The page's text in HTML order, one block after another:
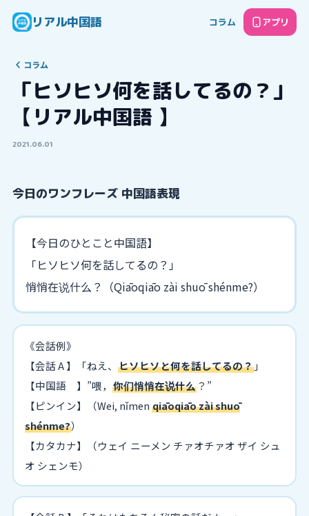
リアル中国語 コラム アプリ
コラム
「ヒソヒソ何を話してるの？」
【リアル中国語 】
2021.06.01
今日のワンフレーズ 中国語表現
【今日のひとこと中国語】
「ヒソヒソ何を話してるの？」
悄悄在说什么？（Qiāoqiāo zài shuō shénme?）
《会話例》
【会話 A 】「ねえ、 ヒソヒソと何を話してるの？ 」
【中国語 】”喂， 你们悄悄在说什么 ？”
【ピンイン】（Wei, nǐmen qiāoqiāo zài shuō
shénme?）
【カタカナ】（ウェイ ニーメン チァオチァオ ザイ シュ
オ シェンモ）